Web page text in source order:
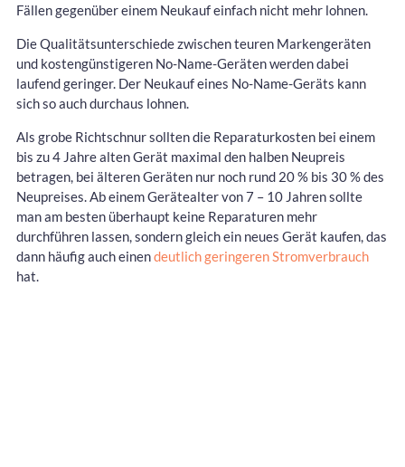
Fällen gegenüber einem Neukauf einfach nicht mehr lohnen.
Die Qualitätsunterschiede zwischen teuren Markengeräten
und kostengünstigeren No-Name-Geräten werden dabei
laufend geringer. Der Neukauf eines No-Name-Geräts kann
sich so auch durchaus lohnen.
Als grobe Richtschnur sollten die Reparaturkosten bei einem
bis zu 4 Jahre alten Gerät maximal den halben Neupreis
betragen, bei älteren Geräten nur noch rund 20 % bis 30 % des
Neupreises. Ab einem Gerätealter von 7 – 10 Jahren sollte
man am besten überhaupt keine Reparaturen mehr
durchführen lassen, sondern gleich ein neues Gerät kaufen, das
dann häufig auch einendeutlich geringeren Stromverbrauch
hat.